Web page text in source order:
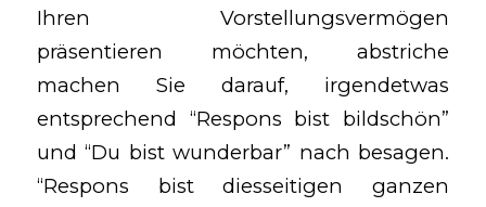
Ihren Vorstellungsvermögen
präsentieren möchten, abstriche
machen Sie darauf, irgendetwas
entsprechend “Respons bist bildschön”
und “Du bist wunderbar” nach besagen.
“Respons bist diesseitigen ganzen